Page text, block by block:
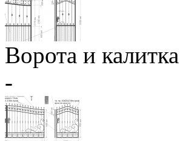
Ворота и
-